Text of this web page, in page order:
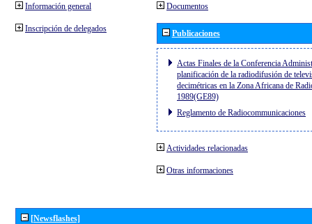
Información general
Inscripción de delegados
Documentos
Publicaciones
Actas Finales de la Conferencia
planificación de la radiodifusión de
decimétricas en la Zona Africana de
1989(GE89)
Reglamento de Radiocommunicaciones
Actividades relacionadas
Otras informaciones
[Newsflashes]